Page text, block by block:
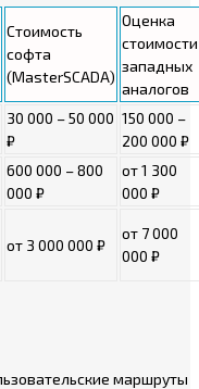
Стоимость
софта
(MasterSCADA)
Оценка
стоимости
западных
аналогов
30 000 – 50 000
₽
150 000 –
200 000 ₽
600 000 – 800
000 ₽
от 1 300
000 ₽
от 3 000 000 ₽
от 7 000
000 ₽